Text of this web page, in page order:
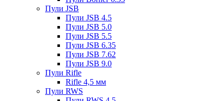
Пули JSB
Пули JSB 4.5
Пули JSB 5.0
Пули JSB 5.5
Пули JSB 6.35
Пули JSB 7.62
Пули JSB 9.0
Пули Rifle
Rifle 4,5 мм
Пули RWS